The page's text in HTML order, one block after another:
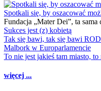
Spotkali się, by oszacować
Fundacja „Mater Dei”, ta
Sukces jest (z) kobietą
Tak się bawi, tak się bawi
Malbork w Europarlamencie
To nie jest jakieś tam miasto,
więcej ...